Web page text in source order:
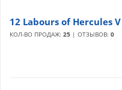
12 Labours of Hercules
КОЛ-ВО ПРОДАЖ: 25 | ОТЗЫВОВ: 0